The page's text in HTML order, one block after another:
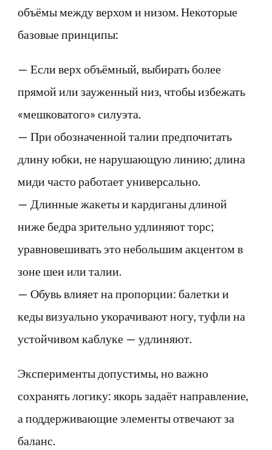
объёмы между верхом и низом. Некоторые
базовые принципы:
— Если верх объёмный, выбирать более
прямой или зауженный низ, чтобы избежать
«мешковатого» силуэта.
— При обозначенной талии предпочитать
длину юбки, не нарушающую линию; длина
миди часто работает универсально.
— Длинные жакеты и кардиганы длиной
ниже бедра зрительно удлиняют торс;
уравновешивать это небольшим акцентом в
зоне шеи или талии.
— Обувь влияет на пропорции: балетки и
кеды визуально укорачивают ногу, туфли на
устойчивом каблуке — удлиняют.
Эксперименты допустимы, но важно
сохранять логику: якорь задаёт направление,
а поддерживающие элементы отвечают за
баланс.